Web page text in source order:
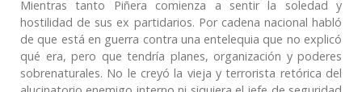
Mientras tanto Piñera comienza a sentir la soledad y
hostilidad de sus ex partidarios. Por cadena nacional habló
de que está en guerra contra una entelequia que no explicó
qué era, pero que tendría planes, organización y poderes
sobrenaturales. No le creyó la vieja y terrorista retórica del